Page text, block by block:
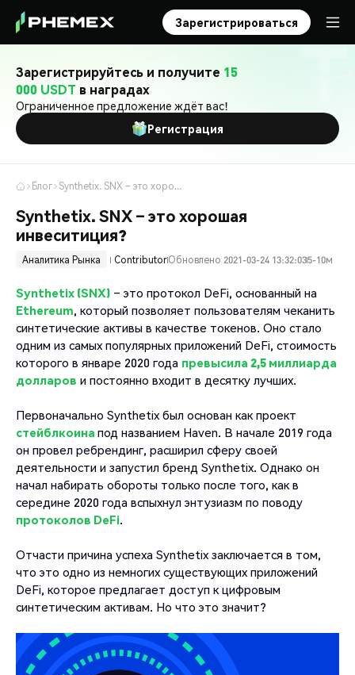
Зарегистрироваться
Зарегистрируйтесь и получите 15
000 USDT в наградах
Ограниченное предложение ждёт вас!
Регистрация
Блог Synthetix. SNX – это хорошая инвеситиция?
Synthetix. SNX – это хорошая
инвеситиция?
Аналитика Рынка ContributorОбновлено 2021-03-24 13:32:035-10м
Synthetix (SNX) – это протокол DeFi, основанный на
Ethereum, который позволяет пользователям чеканить
синтетические активы в качестве токенов. Оно стало
одним из самых популярных приложений DeFi, стоимость
которого в январе 2020 года превысила 2,5 миллиарда
долларов и постоянно входит в десятку лучших.
Первоначально Synthetix был основан как проект
стейблкоина под названием Haven. В начале 2019 года
он провел ребрендинг, расширил сферу своей
деятельности и запустил бренд Synthetix. Однако он
начал набирать обороты только после того, как в
середине 2020 года вспыхнул энтузиазм по поводу
протоколов DeFi.
Отчасти причина успеха Synthetix заключается в том,
что это одно из немногих существующих приложений
DeFi, которое предлагает доступ к цифровым
синтетическим активам. Но что это значит?